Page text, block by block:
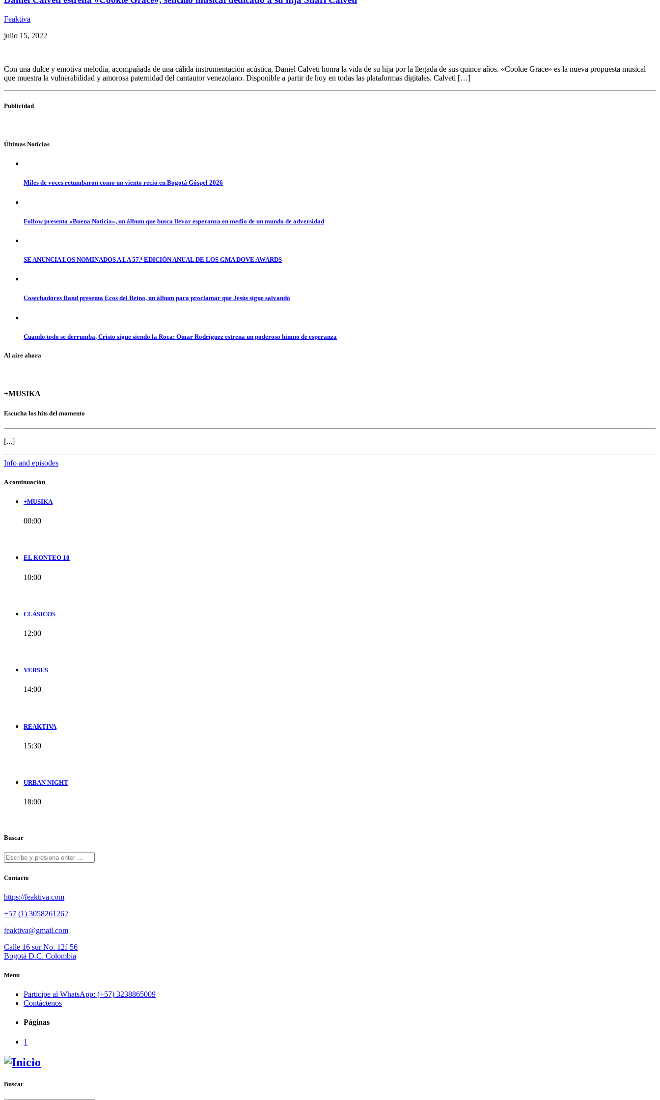
Feaktiva
julio 15, 2022
Con una dulce y emotiva melodía, acompañada de una cálida instrumentación acústica, Daniel Calveti honra la vida de su hija por la llegada de sus quince años. «Cookie Grace» es la nueva propuesta musical
que muestra la vulnerabilidad y amorosa paternidad del cantautor venezolano. Disponible a partir de hoy en todas las plataformas digitales. Calveti […]
Publicidad
Últimas Noticias
Miles de voces retumbaron como un viento recio en Bogotá Góspel 2026
Follow presenta «Buena Noticia», un álbum que busca llevar esperanza en medio de un mundo de adversidad
SE ANUNCIA LOS NOMINADOS A LA 57.ª EDICIÓN ANUAL DE LOS GMA DOVE AWARDS
Cosechadores Band presenta Ecos del Reino, un álbum para proclamar que Jesús sigue salvando
Cuando todo se derrumba, Cristo sigue siendo la Roca: Omar Rodríguez estrena un poderoso himno de esperanza
Al aire ahora
+MUSIKA
Escucha los hits del momento
[...]
Info and episodes
A continuación
+MUSIKA
00:00
EL KONTEO 10
10:00
CLÁSICOS
12:00
VERSUS
14:00
REAKTIVA
15:30
URBAN NIGHT
18:00
Buscar
Contacto
https://feaktiva.com
+57 (1) 3058261262
feaktiva@gmail.com
Calle 16 sur No. 12f-56
Bogotá D.C. Colombia
Menu
Participe al WhatsApp: (+57) 3238865009
Contáctenos
Páginas
1
Buscar